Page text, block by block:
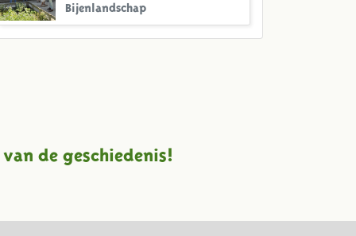
Bijenlandschap
de geschiedenis!